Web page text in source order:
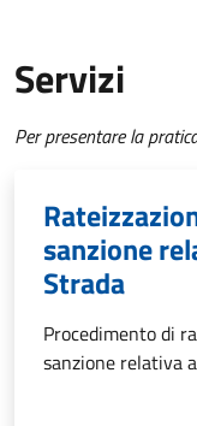
Servizi
Per presentare la
sanzione
Strada
Procedimento di
sanzione relativa